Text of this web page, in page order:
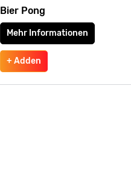
Bier Pong
Mehr Informationen
+ Adden